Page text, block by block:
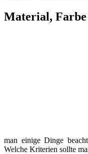
Material, Farbe
man einige Dinge
Welche Kriterien sollte